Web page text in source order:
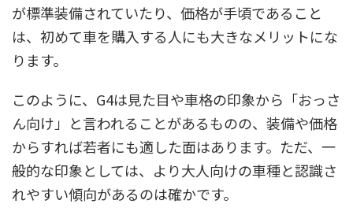
が標準装備されていたり、価格が手頃であること
は、初めて車を購入する人にも大きなメリットにな
ります。
このように、G4は見た目や車格の印象から「おっさ
ん向け」と言われることがあるものの、装備や価格
からすれば若者にも適した面はあります。ただ、一
般的な印象としては、より大人向けの車種と認識さ
れやすい傾向があるのは確かです。